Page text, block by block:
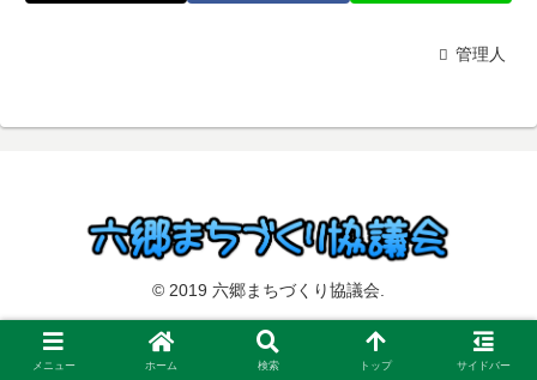
管理人
© 2019 六郷まちづくり協議会.
メニュー ホーム 検索 トップ サイドバー